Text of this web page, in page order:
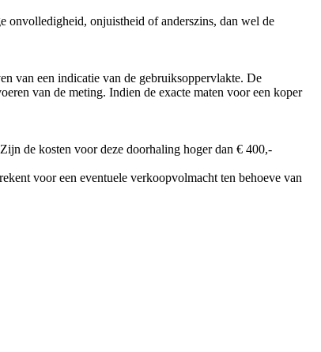
onvolledigheid, onjuistheid of anderszins, dan wel de
van een indicatie van de gebruiksoppervlakte. De
van de meting. Indien de exacte maten voor een koper
de kosten voor deze doorhaling hoger dan € 400,-
voor een eventuele verkoopvolmacht ten behoeve van